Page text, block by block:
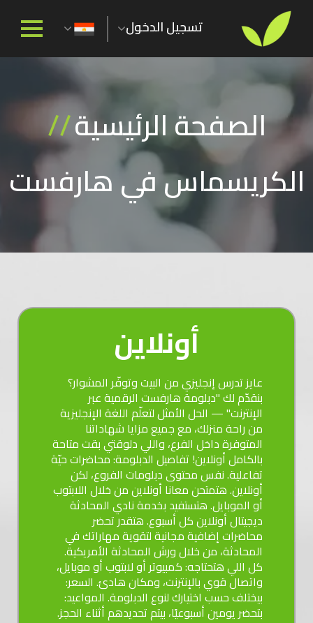
تسجيل الدخول
الصفحة الرئيسية//
الكريسماس في هارفست
أونلاين
عايز تدرس إنجليزي من البيت وتوفّر المشوار؟
بنقدّم لك "دبلومة هارفست الرقمية عبر
الإنترنت" — الحل الأمثل لتعلّم اللغة الإنجليزية
من راحة منزلك، مع جميع مزايا شهاداتنا
المتوفرة داخل الفرع، واللي دلوقتي بقت متاحة
بالكامل أونلاين! تفاصيل الدبلومة: محاضرات حيّة
تفاعلية. نفس محتوى دبلومات الفروع، لكن
أونلاين. هتمتحن معانا أونلاين من خلال اللابتوب
أو الموبايل. هتستفيد بخدمة نادي المحادثة
ديجيتال أونلاين كل أسبوع. هتقدر تحضر
محاضرات إضافية مجانية لتقوية مهاراتك في
المحادثة، من خلال ورش المحادثة الأمريكية.
كل اللي هتحتاجه: كمبيوتر أو لابتوب أو موبايل،
واتصال قوي بالإنترنت، ومكان هادئ. السعر:
بيختلف حسب اختيارك لنوع الدبلومة. المواعيد:
بتحضر يومين أسبوعيًا، بيتم تحديدهم أثناء الحجز.